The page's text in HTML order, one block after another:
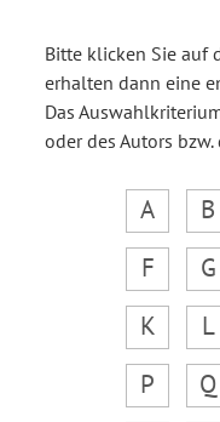
Bitte klicken Sie auf
erhalten dann eine
Das
oder des Autors
A B
F
G
K
L
P
Q